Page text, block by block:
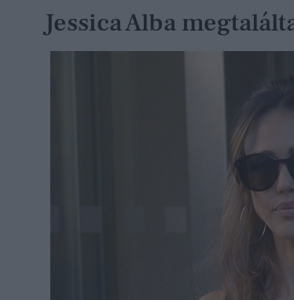
Jessica Alba